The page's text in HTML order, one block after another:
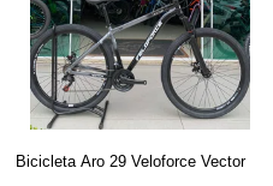
Bicicleta Aro 29 Veloforce Vector